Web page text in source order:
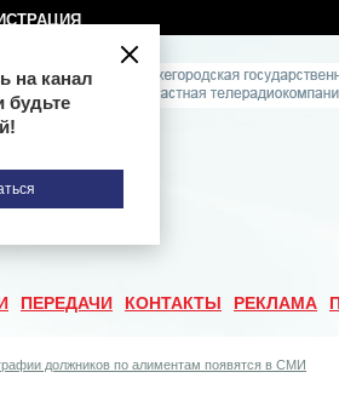
ПЕРЕДАЧИ КОНТАКТЫ РЕКЛАМА
должников по алиментам появятся в СМИ
на канал